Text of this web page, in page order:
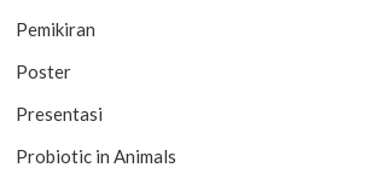
Pemikiran
Poster
Presentasi
Probiotic in Animals